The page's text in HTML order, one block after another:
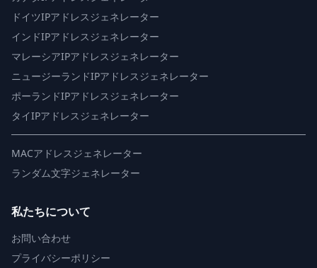
ドイツIPアドレスジェネレーター
インドIPアドレスジェネレーター
マレーシアIPアドレスジェネレーター
ニュージーランドIPアドレスジェネレーター
ポーランドIPアドレスジェネレーター
タイIPアドレスジェネレーター
MACアドレスジェネレーター
ランダム文字ジェネレーター
私たちについて
お問い合わせ
プライバシーポリシー